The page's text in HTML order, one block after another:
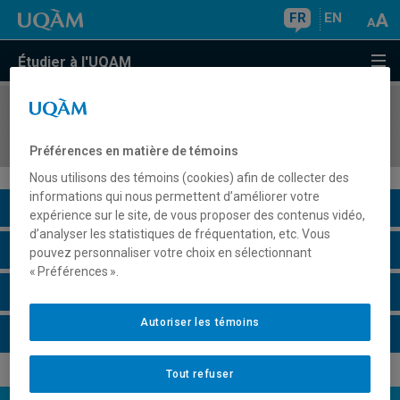
FR EN
Étudier à l'UQAM
COURS//
Description du cours
Horaire - Été 2026
Préférences en matière de témoins
Nous utilisons des témoins (cookies) afin de collecter des
informations qui nous permettent d’améliorer votre
expérience sur le site, de vous proposer des contenus vidéo,
d’analyser les statistiques de fréquentation, etc. Vous
pouvez personnaliser votre choix en sélectionnant
« Préférences ».
Tout refuser
Autoriser les témoins